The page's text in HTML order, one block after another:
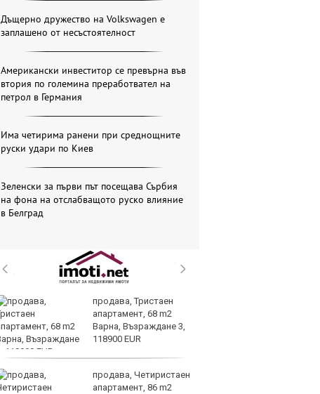
Дъщерно дружество на Volkswagen е
заплашено от несъстоятелност
Американски инвеститор се превърна във
втория по големина преработвател на
петрол в Германия
Има четирима ранени при среднощните
руски удари по Киев
Зеленски за първи път посещава Сърбия
на фона на отслабващото руско влияние
в Белград
продава, Тристаен
апартамент, 68 m2
Варна, Възраждане 3,
118900 EUR
продава, Четиристаен
апартамент, 86 m2